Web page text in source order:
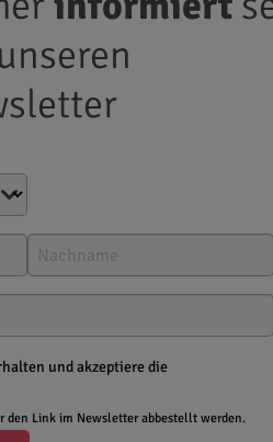
und akzeptiere die
den Link im Newsletter abbestellt werden.